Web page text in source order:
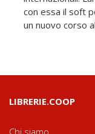
con essa il soft
un nuovo corso
LIBRERIE.COOP
Chi siamo